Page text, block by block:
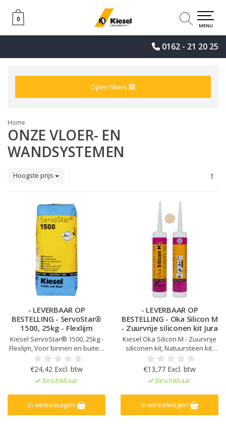
0162 - 21 20 25
0
0
MENU
Open filters
Home
ONZE VLOER- EN
WANDSYSTEMEN
Hoogste prijs 1
- LEVERBAAR OP
BESTELLING - ServoStar®
1500, 25kg - Flexlijm
Kiesel ServoStar® 1500, 25kg -
Flexlijm, Voor binnen en buiten,
Porseleinen steengoed voor
binnen, Hoog rendement,
Lange ‘open tijd’, Goede
stabiliteit, Zeer lage uitstoot
€24,42 Excl. btw
Beschikbaar
In winkelwagen
- LEVERBAAR OP
BESTELLING - Oka Silicon M
- Zuurvrije siliconen kit Jura
Kiesel Oka Silicon M - Zuurvrije
siliconen kit, Natuursteen kit,
Kleur afgestemd op Kiesel
Servoperl Royal, Geen
randvervuiling of vlekken op
natuursteen, Zeer lage emissie
EC1Plus gelicentieerd
€13,77 Excl. btw
Beschikbaar
In winkelwagen